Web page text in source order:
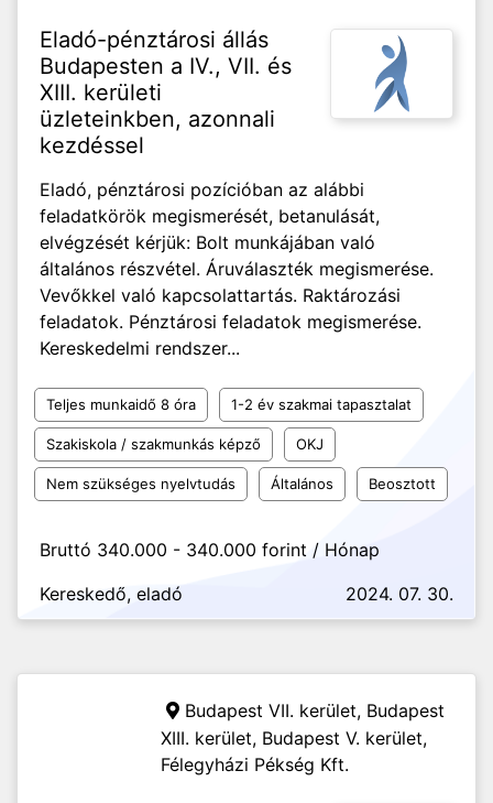
Eladó-pénztárosi állás
Budapesten a IV., VII. és
XIII. kerületi
üzleteinkben, azonnali
kezdéssel
Eladó, pénztárosi pozícióban az alábbi
feladatkörök megismerését, betanulását,
elvégzését kérjük: Bolt munkájában való
általános részvétel. Áruválaszték megismerése.
Vevőkkel való kapcsolattartás. Raktározási
feladatok. Pénztárosi feladatok megismerése.
Kereskedelmi rendszer...
Teljes munkaidő 8 óra 1-2 év szakmai tapasztalat
Szakiskola / szakmunkás képző OKJ
Nem szükséges nyelvtudás Általános Beosztott
Bruttó 340.000 - 340.000 forint / Hónap
Kereskedő, eladó
2024. 07. 30.
Budapest VII. kerület, Budapest
XIII. kerület, Budapest V. kerület,
Félegyházi Pékség Kft.